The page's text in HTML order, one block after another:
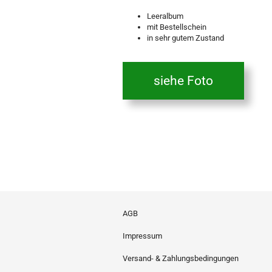
Leeralbum
mit Bestellschein
in sehr gutem Zustand
siehe Foto
AGB
Impressum
Versand- & Zahlungsbedingungen